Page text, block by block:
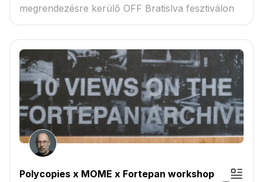
megrendezésre kerülő OFF Bratislva fesztiválon
Polycopies x MOME x Fortepan workshop